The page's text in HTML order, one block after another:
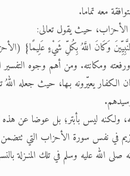
معه تماما.
الأحزاب، حيث يقول تعالى:
وَكَانَ اللَّهُ بِكُلِّ شَيْءٍ عَلِيمًا}
ومكانته. ومن أهم وجوه التفسير
يعيّرونه بـها، حيث جعله اللهُ
ولكنه ليس بأبتر؛ بل عوضا عن هذه
في نفس سورة الأحزاب التي تتضمن
وَأَزْوَاجُهُ أُمَّهَاتُهُمْ} (الأحزاب 7).. وكونه صلى الله عليه